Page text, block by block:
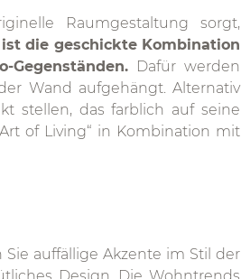
Raumgestaltung sorgt,
ist die geschickte Kombination
Dafür werden
Wand aufgehängt. Alternativ
stellen, das farblich auf seine
of Living“ in Kombination mit
auffällige Akzente im Stil der
Design. Die Wohntrends